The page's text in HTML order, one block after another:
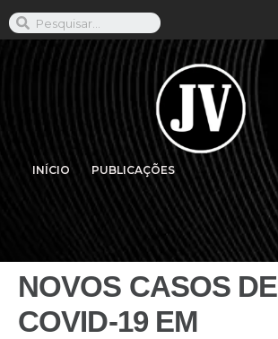
INÍCIO PUBLICAÇÕES
NOVOS CASOS DE
COVID-19 EM